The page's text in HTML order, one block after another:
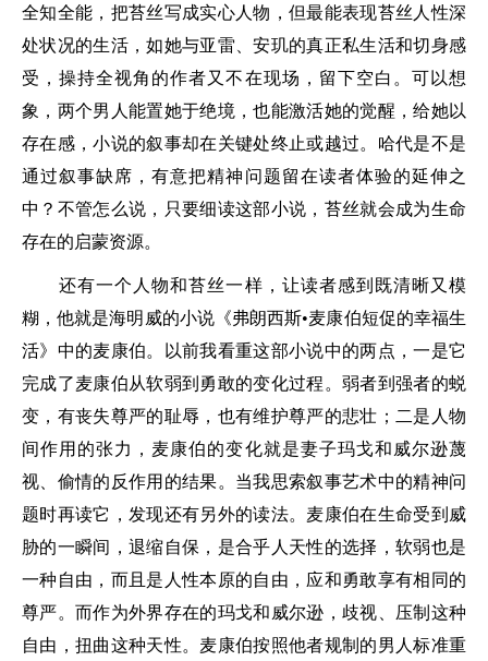
全知全能，把苔丝写成实心人物，但最能表现苔丝人性深
处状况的生活，如她与亚雷、安玑的真正私生活和切身感
受，操持全视角的作者又不在现场，留下空白。可以想
象，两个男人能置她于绝境，也能激活她的觉醒，给她以
存在感，小说的叙事却在关键处终止或越过。哈代是不是
通过叙事缺席，有意把精神问题留在读者体验的延伸之
中？不管怎么说，只要细读这部小说，苔丝就会成为生命
存在的启蒙资源。
还有一个人物和苔丝一样，让读者感到既清晰又模
糊，他就是海明威的小说《弗朗西斯•麦康伯短促的幸福生
活》中的麦康伯。以前我看重这部小说中的两点，一是它
完成了麦康伯从软弱到勇敢的变化过程。弱者到强者的蜕
变，有丧失尊严的耻辱，也有维护尊严的悲壮；二是人物
间作用的张力，麦康伯的变化就是妻子玛戈和威尔逊蔑
视、偷情的反作用的结果。当我思索叙事艺术中的精神问
题时再读它，发现还有另外的读法。麦康伯在生命受到威
胁的一瞬间，退缩自保，是合乎人天性的选择，软弱也是
一种自由，而且是人性本原的自由，应和勇敢享有相同的
尊严。而作为外界存在的玛戈和威尔逊，歧视、压制这种
自由，扭曲这种天性。麦康伯按照他者规制的男人标准重